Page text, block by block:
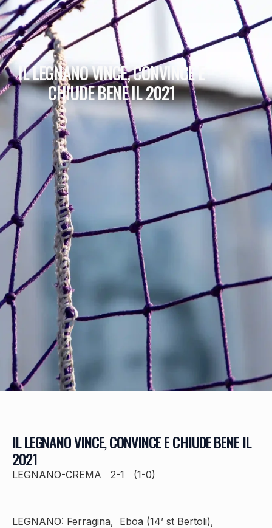
IL LEGNANO VINCE, CONVINCE E
CHIUDE BENE IL 2021
IL LEGNANO VINCE, CONVINCE E CHIUDE BENE IL
2021
LEGNANO-CREMA 2-1 (1-0)
LEGNANO: Ferragina, Eboa (14’ st Bertoli),